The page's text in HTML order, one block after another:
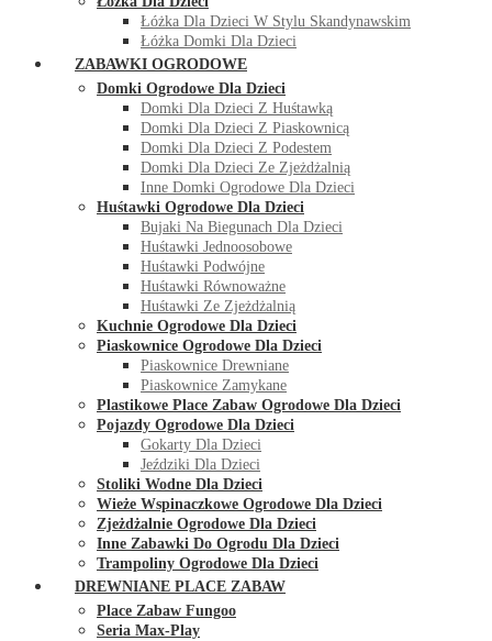
Łóżka Dla Dzieci W Stylu Skandynawskim
Łóżka Domki Dla Dzieci
ZABAWKI OGRODOWE
Domki Ogrodowe Dla Dzieci
Domki Dla Dzieci Z Huśtawką
Domki Dla Dzieci Z Piaskownicą
Domki Dla Dzieci Z Podestem
Domki Dla Dzieci Ze Zjeżdżalnią
Inne Domki Ogrodowe Dla Dzieci
Huśtawki Ogrodowe Dla Dzieci
Bujaki Na Biegunach Dla Dzieci
Huśtawki Jednoosobowe
Huśtawki Podwójne
Huśtawki Równoważne
Huśtawki Ze Zjeżdżalnią
Kuchnie Ogrodowe Dla Dzieci
Piaskownice Ogrodowe Dla Dzieci
Piaskownice Drewniane
Piaskownice Zamykane
Plastikowe Place Zabaw Ogrodowe Dla Dzieci
Pojazdy Ogrodowe Dla Dzieci
Gokarty Dla Dzieci
Jeździki Dla Dzieci
Stoliki Wodne Dla Dzieci
Wieże Wspinaczkowe Ogrodowe Dla Dzieci
Zjeżdżalnie Ogrodowe Dla Dzieci
Inne Zabawki Do Ogrodu Dla Dzieci
Trampoliny Ogrodowe Dla Dzieci
DREWNIANE PLACE ZABAW
Place Zabaw Fungoo
Seria Max-Play